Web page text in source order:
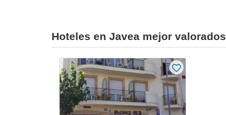
Hoteles en Javea mejor valorados